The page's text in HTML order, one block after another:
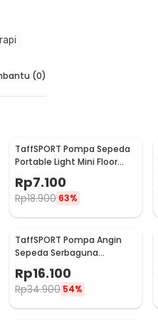
(0)
TaffSPORT Pompa Sepeda
Portable Light Mini Floor
Rp7.100
Rp18.900 63%
TaffSPORT Pompa Angin
Sepeda Serbaguna
Portable Pump 120 PSI -
PM40
Rp16.100
Rp34.900 54%